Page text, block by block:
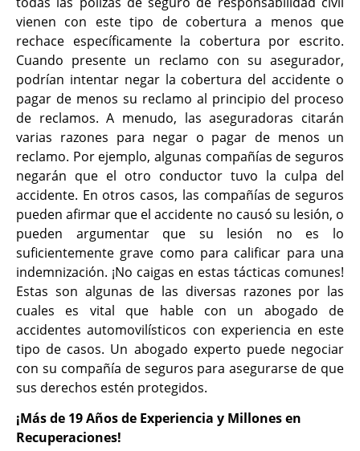
vienen con este tipo de cobertura a menos que
rechace específicamente la cobertura por escrito.
Cuando presente un reclamo con su asegurador,
podrían intentar negar la cobertura del accidente o
pagar de menos su reclamo al principio del proceso
de reclamos. A menudo, las aseguradoras citarán
varias razones para negar o pagar de menos un
reclamo. Por ejemplo, algunas compañías de seguros
negarán que el otro conductor tuvo la culpa del
accidente. En otros casos, las compañías de seguros
pueden afirmar que el accidente no causó su lesión, o
pueden argumentar que su lesión no es lo
suficientemente grave como para calificar para una
indemnización. ¡No caigas en estas tácticas comunes!
Estas son algunas de las diversas razones por las
cuales es vital que hable con un abogado de
accidentes automovilísticos con experiencia en este
tipo de casos. Un abogado experto puede negociar
con su compañía de seguros para asegurarse de que
sus derechos estén protegidos.
¡Más de 19 Años de Experiencia y Millones en
Recuperaciones!